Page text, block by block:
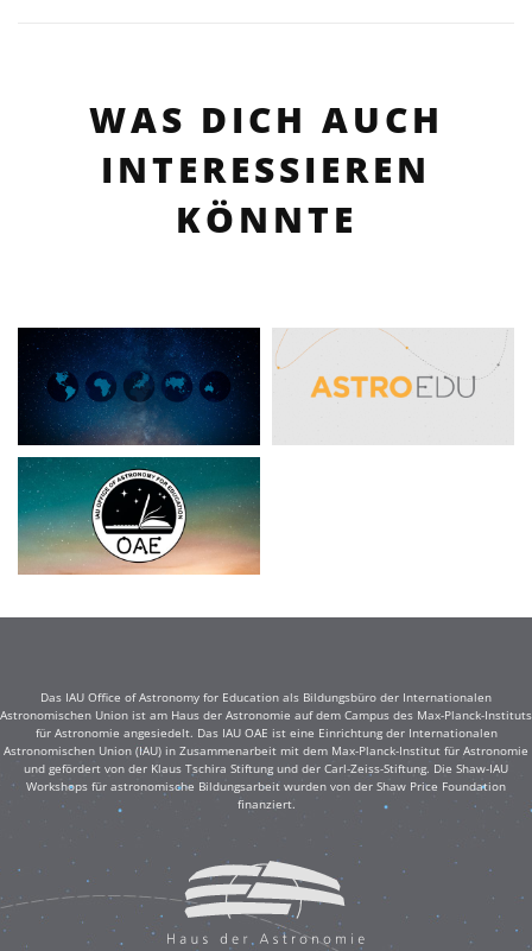
WAS DICH AUCH
INTERESSIEREN
KÖNNTE
Das IAU Office of Astronomy for Education als Bildungsbüro der Internationalen
Astronomischen Union ist am Haus der Astronomie auf dem Campus des Max-Planck-Instituts
für Astronomie angesiedelt. Das IAU OAE ist eine Einrichtung der Internationalen
Astronomischen Union (IAU) in Zusammenarbeit mit dem Max-Planck-Institut für Astronomie
und gefördert von der Klaus Tschira Stiftung und der Carl-Zeiss-Stiftung. Die Shaw-IAU
Workshops für astronomische Bildungsarbeit wurden von der Shaw Price Foundation
finanziert.